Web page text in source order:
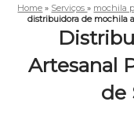
Home » Serviços» mochila
distribuidora de mochila
Artesanal
de